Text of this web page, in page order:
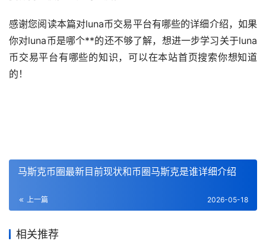
感谢您阅读本篇对luna币交易平台有哪些的详细介绍，如果
你对luna币是哪个**的还不够了解，想进一步学习关于luna
币交易平台有哪些的知识，可以在本站首页搜索你想知道
的！
马斯克币圈最新目前现状和币圈马斯克是谁详细介绍
上一篇 2026-05-18
相关推荐